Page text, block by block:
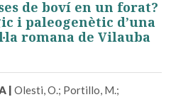
de boví en un forat?
i paleogenètic d’una
romana de Vilauba
| Olesti, O.; Portillo, M.;